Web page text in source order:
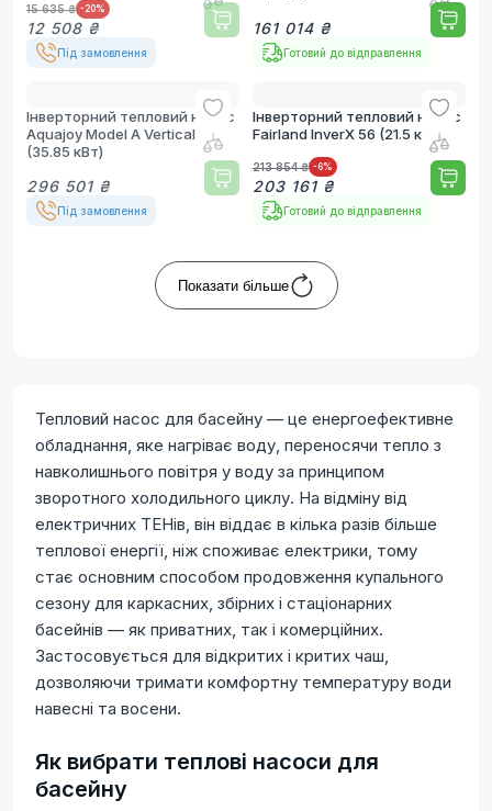
15 635 ₴ -20%
12 508 ₴
Під замовлення
161 014 ₴
Готовий до відправлення
Інверторний тепловий насос
Aquajoy Model A Vertical 35T
(35.85 кВт)
296 501 ₴
Під замовлення
Інверторний тепловий насос
Fairland InverX 56 (21.5 кВт)
213 854 ₴ -6%
203 161 ₴
Готовий до відправлення
Показати більше
Тепловий насос для басейну — це енергоефективне
обладнання, яке нагріває воду, переносячи тепло з
навколишнього повітря у воду за принципом
зворотного холодильного циклу. На відміну від
електричних ТЕНів, він віддає в кілька разів більше
теплової енергії, ніж споживає електрики, тому
стає основним способом продовження купального
сезону для каркасних, збірних і стаціонарних
басейнів — як приватних, так і комерційних.
Застосовується для відкритих і критих чаш,
дозволяючи тримати комфортну температуру води
навесні та восени.
Як вибрати теплові насоси для
басейну